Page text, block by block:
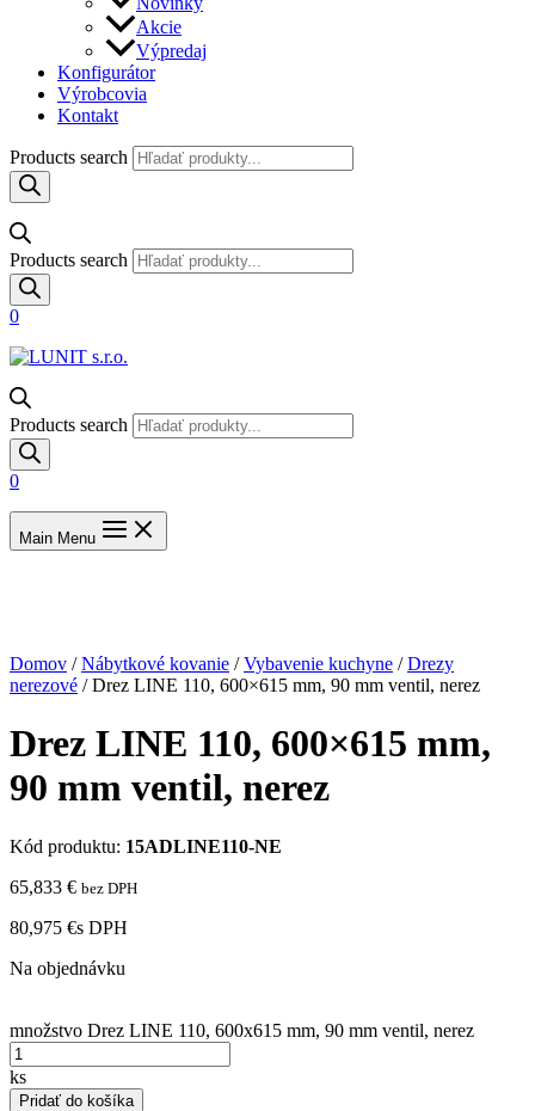
Akcie
Výpredaj
Konfigurátor
Výrobcovia
Kontakt
Products search
Products search
0
Products search
0
Main Menu
Domov /Nábytkové kovanie /Vybavenie kuchyne /Drezy
nerezové / Drez LINE 110, 600×615 mm, 90 mm ventil, nerez
Drez LINE 110, 600×615 mm,
90 mm ventil, nerez
Kód produktu: 15ADLINE110-NE
65,833 € bez DPH
80,975 €s DPH
Na objednávku
množstvo Drez LINE 110, 600x615 mm, 90 mm ventil, nerez
ks
Pridať do košíka